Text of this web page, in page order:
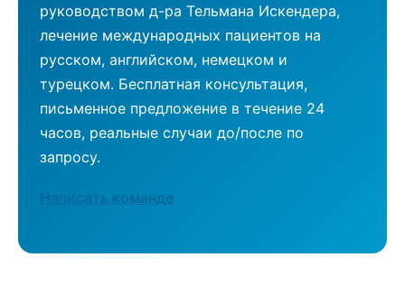
руководством д-ра Тельмана Искендера,
лечение международных пациентов на
русском, английском, немецком и
турецком. Бесплатная консультация,
письменное предложение в течение 24
часов, реальные случаи до/после по
запросу.
Написать команде